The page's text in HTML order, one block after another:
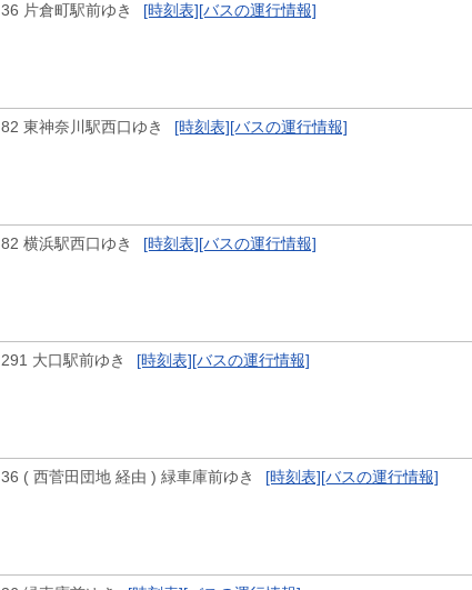
36 片倉町駅前ゆき [時刻表][バスの運行情報]
82 東神奈川駅西口ゆき [時刻表][バスの運行情報]
82 横浜駅西口ゆき [時刻表][バスの運行情報]
291 大口駅前ゆき [時刻表][バスの運行情報]
36 ( 西菅田団地 経由 ) 緑車庫前ゆき [時刻表][バスの運行情報]